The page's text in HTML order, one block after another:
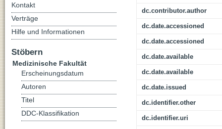
dc.contributor.author
dc.date.accessioned
dc.date.accessioned
dc.date.available
dc.date.available
dc.date.issued
dc.identifier.other
dc.identifier.uri
Kontakt
Verträge
Hilfe und Informationen
Stöbern
Medizinische Fakultät
Erscheinungsdatum
Autoren
Titel
DDC-Klassifikation